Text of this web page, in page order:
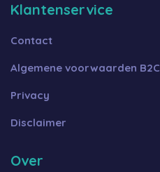
Klantenservice
Contact
Algemene voorwaarden B2C
Privacy
Disclaimer
Over